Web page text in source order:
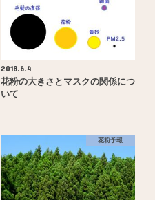
2018.6.4
花粉の大きさとマスクの関係につ
いて
花粉予報